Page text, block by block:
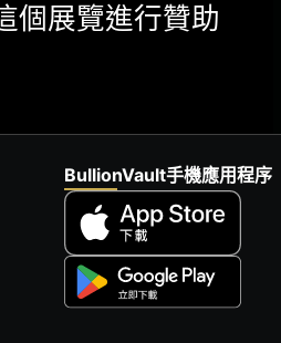
個展覽進行贊助
BullionVault手機應用程序